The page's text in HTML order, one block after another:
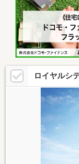
ロイヤルシ